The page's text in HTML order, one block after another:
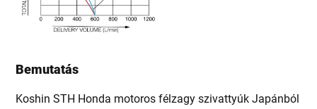
Bemutatás
Koshin STH Honda motoros félzagy szivattyúk Japánból